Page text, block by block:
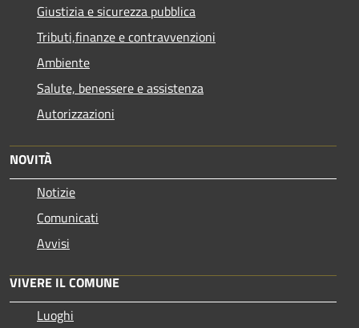
Giustizia e sicurezza pubblica
Tributi,finanze e contravvenzioni
Ambiente
Salute, benessere e assistenza
Autorizzazioni
NOVITÀ
Notizie
Comunicati
Avvisi
VIVERE IL COMUNE
Luoghi